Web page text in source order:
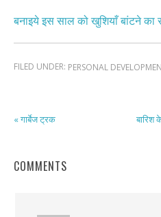
बनाइये इस साल को खुशियाँ बांटने का
FILED UNDER: PERSONAL
« गार्बेज ट्रक
COMMENTS